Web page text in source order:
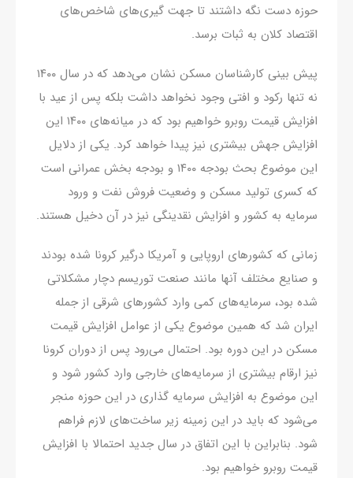
حوزه دست نگه داشتند تا جهت گیری‌های شاخص‌های
اقتصاد کلان به ثبات برسد.
پیش بینی کارشناسان مسکن نشان می‌دهد که در سال ۱۴۰۰
نه تنها رکود و افتی وجود نخواهد داشت بلکه پس از عید با
افزایش قیمت روبرو خواهیم بود که در میانه‌های ۱۴۰۰ این
افزایش جهش بیشتری نیز پیدا خواهد کرد. یکی از دلایل
این موضوع بحث بودجه ۱۴۰۰ و بودجه بخش عمرانی است
که کسری تولید مسکن و وضعیت فروش نفت و ورود
سرمایه به کشور و افزایش نقدینگی نیز در آن دخیل هستند.
زمانی که کشورهای اروپایی و آمریکا درگیر کرونا شده بودند
و صنایع مختلف آنها مانند صنعت توریسم دچار مشکلاتی
شده بود، سرمایه‌های کمی وارد کشورهای شرقی از جمله
ایران شد که همین موضوع یکی از عوامل افزایش قیمت
مسکن در این دوره بود. احتمال می‌رود پس از دوران کرونا
نیز ارقام بیشتری از سرمایه‌های خارجی وارد کشور شود و
این موضوع به افزایش سرمایه گذاری در این حوزه منجر
می‌شود که باید در این زمینه زیر ساخت‌های لازم فراهم
شود. بنابراین با این اتفاق در سال جدید احتمالا با افزایش
قیمت روبرو خواهیم بود.